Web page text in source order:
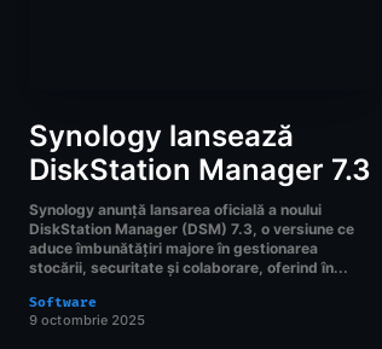
Synology lansează
DiskStation Manager 7.3
Synology anunță lansarea oficială a noului
DiskStation Manager (DSM) 7.3, o versiune ce
aduce îmbunătățiri majore în gestionarea
stocării, securitate și colaborare, oferind în...
Software
9 octombrie 2025